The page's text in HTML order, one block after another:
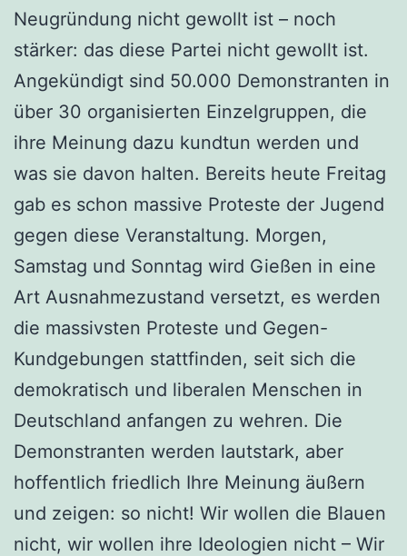
Neugründung nicht gewollt ist – noch
stärker: das diese Partei nicht gewollt ist.
Angekündigt sind 50.000 Demonstranten in
über 30 organisierten Einzelgruppen, die
ihre Meinung dazu kundtun werden und
was sie davon halten. Bereits heute Freitag
gab es schon massive Proteste der Jugend
gegen diese Veranstaltung. Morgen,
Samstag und Sonntag wird Gießen in eine
Art Ausnahmezustand versetzt, es werden
die massivsten Proteste und Gegen-
Kundgebungen stattfinden, seit sich die
demokratisch und liberalen Menschen in
Deutschland anfangen zu wehren. Die
Demonstranten werden lautstark, aber
hoffentlich friedlich Ihre Meinung äußern
und zeigen: so nicht! Wir wollen die Blauen
nicht, wir wollen ihre Ideologien nicht – Wir